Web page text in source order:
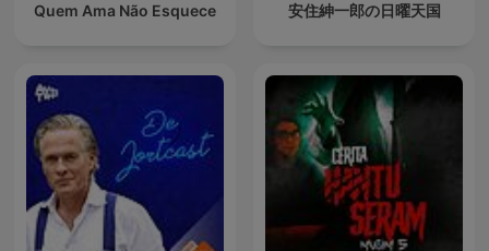
Quem Ama Não Esquece 安住紳一郎の日曜天国